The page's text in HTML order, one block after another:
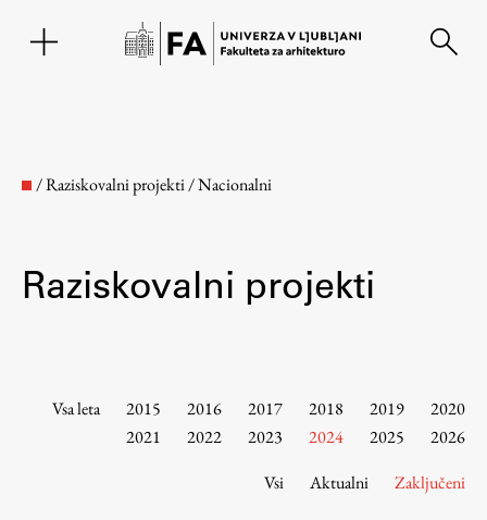
Fakulteta
/Raziskovalni projekti/Nacionalni
Raziskovalni projekti
Vsa leta 2015 2016 2017 2018 2019
2020
2021
2022 2023 2024 2025
2026
Vsi
Aktualni
Zaključeni